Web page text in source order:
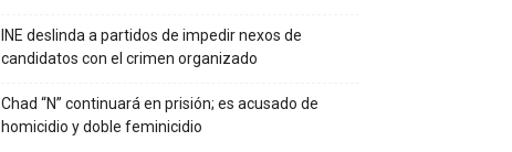
INE deslinda a partidos de impedir nexos de
candidatos con el crimen organizado
Chad “N” continuará en prisión; es acusado de
homicidio y doble feminicidio